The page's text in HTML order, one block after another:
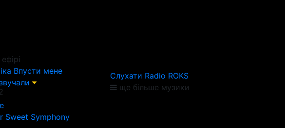
Впусти мене
Sweet Symphony
Слухати Radio ROKS
ще більше музики